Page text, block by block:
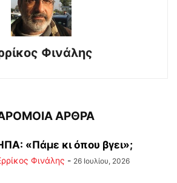
Φινάλης
ΑΡΘΡΑ
«Πάμε κι όπου βγει»;
Φινάλης - 26 Ιουλίου, 2026